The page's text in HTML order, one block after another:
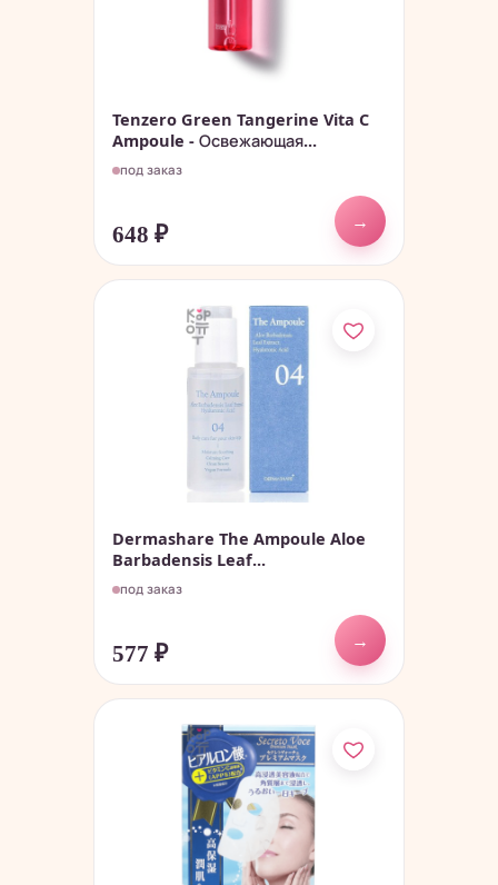
Tenzero Green Tangerine Vita C
Ampoule - Освежающая...
под заказ
648 ₽
→
Dermashare The Ampoule Aloe
Barbadensis Leaf...
под заказ
577 ₽
→